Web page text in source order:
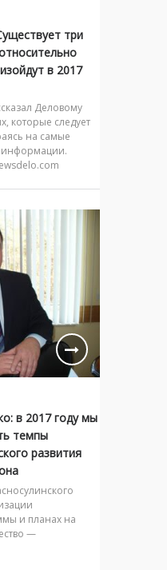
три
в 2017
Деловому
которые следует
на самые
в 2017 году мы
темпы
развития
и планах на
—